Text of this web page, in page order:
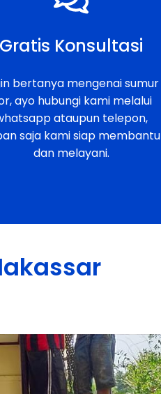
Gratis Konsultasi
bertanya mengenai sumur
ayo hubungi kami melalui
ataupun telepon,
saja kami siap membantu
dan melayani.